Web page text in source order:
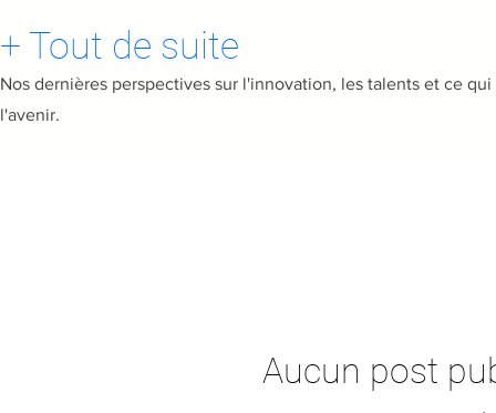
+ Tout de suite
Nos dernières perspectives sur l'innovation, les talents et ce
l'avenir.
Aucun post